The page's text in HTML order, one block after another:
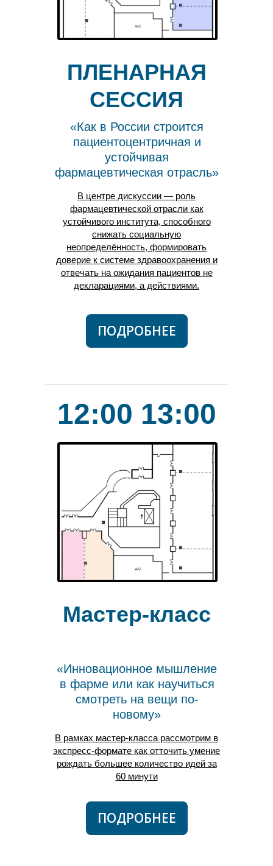
ПОДРОБНЕЕ
ПЛЕНАРНАЯ
СЕССИЯ
«Как в России строится
пациентоцентричная и
устойчивая
фармацевтическая отрасль»
В центре дискуссии — роль
фармацевтической отрасли как
устойчивого института, способного
снижать социальную
неопределённость, формировать
доверие к системе здравоохранения и
отвечать на ожидания пациентов не
декларациями, а действиями.
ПОДРОБНЕЕ
12:00 13:00
Мастер-класс
«Инновационное мышление
в фарме или как научиться
смотреть на вещи по-
новому»
В рамках мастер-класса рассмотрим в
экспресс-формате как отточить умение
рождать большее количество идей за
60 минути